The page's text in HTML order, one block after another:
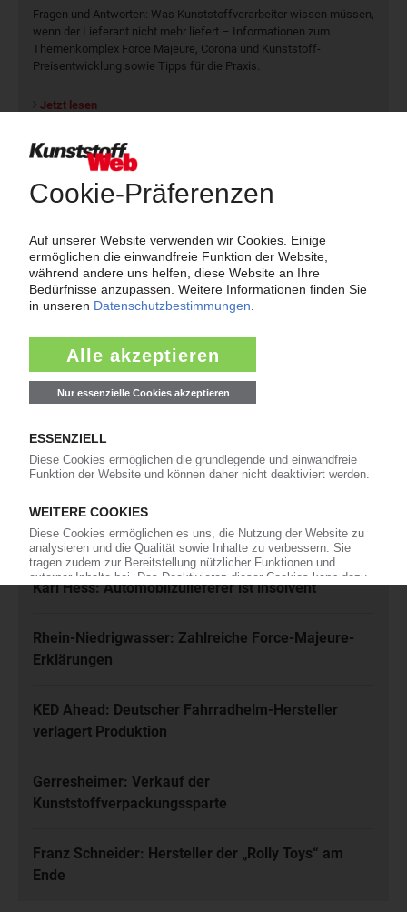
Fragen und Antworten: Was Kunst­stoff­verarbeiter wissen müssen,
wenn der Lieferant nicht mehr liefert – Informationen zum
Themenkomplex Force Majeure, Corona und Kunststoff-
Preisentwicklung sowie Tipps für die Praxis.
Jetzt lesen
Newsletter
Die wichtigsten Nachrichten und Neuigkeiten aus der
und akzeptiere diese.
Jetzt kostenfrei abonnieren
Meistgelesen
Karl Hess: Automobilzulieferer ist insolvent
Rhein-Niedrigwasser: Zahlreiche Force-Majeure-
Erklärungen
KED Ahead: Deutscher Fahrradhelm-Hersteller
verlagert Produktion
Gerresheimer: Verkauf der
Kunststoffverpackungssparte
Franz Schneider: Hersteller der „Rolly Toys“ am
Ende